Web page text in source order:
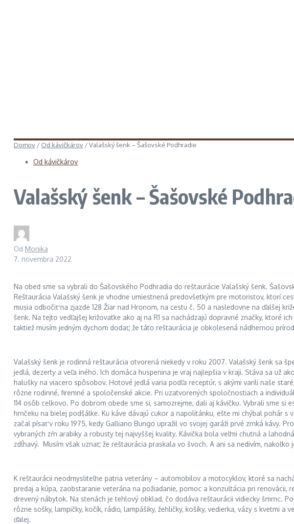
Domov / Od kávičkárov /Valašský šenk – Šašovské Podhradie
Od kávičkárov
Valašský šenk – Šašovské
Od Monika
7. novembra 2022
Na obed sme sa vybrali do Šašovského Podhradia do reštaurácie Valašský šenk.
Reštaurácia Valašský šenk je vhodne umiestnená predovšetkým pre motoristov, ktorí
musia odbočiť na zjazde 128 Žiar nad Hronom, na cestu č. 50 a nasledovne na ďalšej
šenk. Na tejto vedľajšej križovatke ako aj na R1 sa nachádzajú dopravné značky, ktoré
taktiež musím jedným dychom dodať, že táto reštaurácia je obkolesená nádhernou
Valašský šenk je rodinná reštaurácia otvorená niekedy v roku 2007. Valašský šenk sa
jedlá, dezerty a veľa iného. Ich domáca huspenina je vraj najlepšia v kraji. Stáva sa už
halušky na viacero spôsobov. Hotové jedlá varia podľa receptúr, s akými varili naše
rôzne rodinné, firemné a spoločenské akcie. Pri uzatvorených spoločnostiach a
114 osôb celkovo. Po dobrom obede sme si, samozrejme, dali aj kávičku. Vybrali sme
hrnčeku na bielej podšálke. Ku káve dávajú cukor a napolitánku, ešte mi chýbal pohár s
začal písať v roku 1975, kedy Galliano Bungo upražil vo svojej garáži prvé zrnká kávy.
vybraných zŕn arabiky a robusty tej najvyššej kvality. Kávička bola veľmi chutná a
zdĺhavý. Musím však uznať, že reštaurácia praskala vo švoch. A ani sa nedivím, nakoľko
K reštaurácii neodmysliteľne patria veterány – automobilov a motocyklov, ktoré sa
predaj a kúpa, zaobstaranie veterána na požiadanie, pomoc a konzultácia pri
drevený nábytok. Na stenách je tehlový obklad, čo dodáva reštaurácii vidiecky šmrnc.
rôzne sošky, lampičky, kočík, rádio, lampášiky, žehličky, košíky, vedierka, vázy s kvetmi
ďalej.